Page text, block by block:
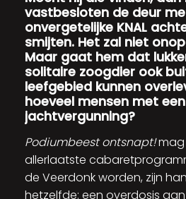
vastbesloten de deur
onvergetelijke KNAL
smijten. Het zal niet
Maar gaat hem dat
solitaire zoogdier ook
leefgebied kunnen
hoeveel mensen met een
jachtvergunning?
Podiumbeest ontsnapt!mag
allerlaatste
de Veerdonk worden, zijn
hetzelfde: een overdosis